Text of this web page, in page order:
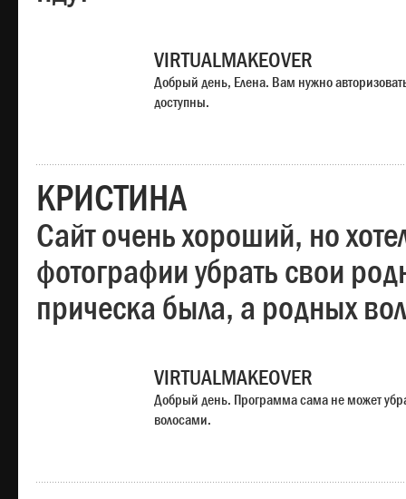
VIRTUALMAKEOVER
Добрый день, Елена. Вам нужно
доступны.
КРИСТИНА
Сайт очень хороший, но
фотографии убрать свои
прическа была, а родных
VIRTUALMAKEOVER
Добрый день. Программа сама не может
волосами.